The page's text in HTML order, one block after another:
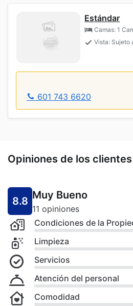
Estándar
Camas: 1
Vista: Sujeto
601 743 6620
Opiniones de los clientes
8.8 Muy Bueno
11 opiniones
Condiciones de la
Limpieza
Servicios
Atención del personal
Comodidad